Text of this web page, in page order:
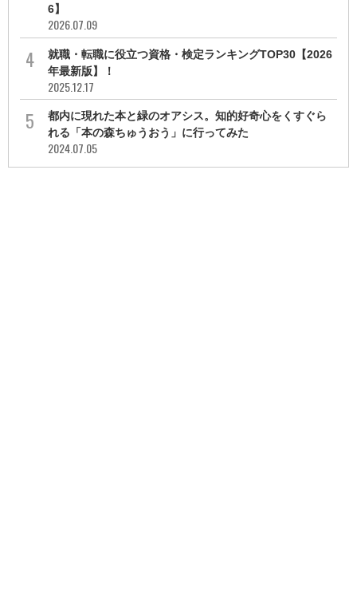
6】
2026.07.09
就職・転職に役立つ資格・検定ランキングTOP30【2026
年最新版】！
2025.12.17
都内に現れた本と緑のオアシス。知的好奇心をくすぐら
れる「本の森ちゅうおう」に行ってみた
2024.07.05